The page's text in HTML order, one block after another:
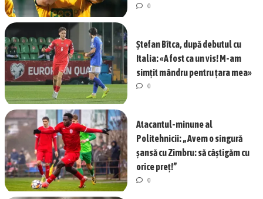
0
Ștefan Bîtca, după debutul cu
Italia: «A fost ca un vis! M-am
simțit mândru pentru țara mea»
0
Atacantul-minune al
Politehnicii: „Avem o singură
șansă cu Zimbru: să câștigăm cu
orice preț!”
0